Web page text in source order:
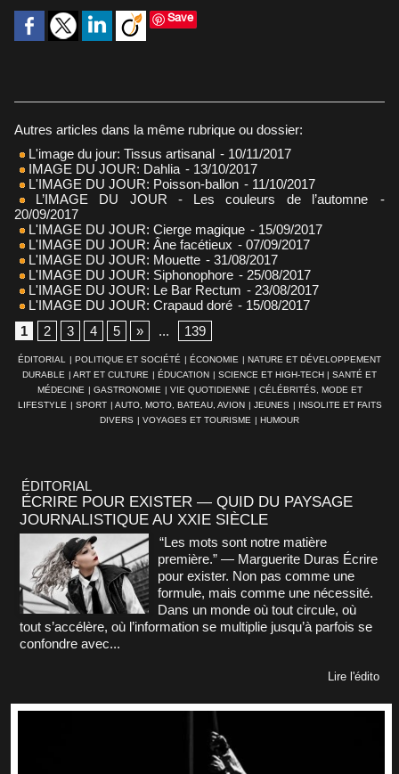
Save
Autres articles dans la même rubrique ou dossier:
L'image du jour: Tissus artisanal - 10/11/2017
IMAGE DU JOUR: Dahlia - 13/10/2017
L'IMAGE DU JOUR: Poisson-ballon - 11/10/2017
L’IMAGE DU JOUR - Les couleurs de l’automne
-
20/09/2017
L'IMAGE DU JOUR: Cierge magique - 15/09/2017
L'IMAGE DU JOUR: Âne facétieux - 07/09/2017
L'IMAGE DU JOUR: Mouette - 31/08/2017
L'IMAGE DU JOUR: Siphonophore - 25/08/2017
L'IMAGE DU JOUR: Le Bar Rectum - 23/08/2017
L'IMAGE DU JOUR: Crapaud doré - 15/08/2017
1
2 3 4 5 » ... 139
ÉDITORIAL POLITIQUE ET SOCIÉTÉ ÉCONOMIE
NATURE ET DÉVELOPPEMENT
DURABLE
ART ET CULTURE ÉDUCATION SCIENCE ET HIGH-TECH
SANTÉ ET
MÉDECINE
GASTRONOMIE VIE QUOTIDIENNE
CÉLÉBRITÉS, MODE ET
LIFESTYLE
SPORT AUTO, MOTO, BATEAU, AVION JEUNES
INSOLITE ET FAITS
DIVERS
VOYAGES ET TOURISME HUMOUR
ÉDITORIAL
ÉCRIRE POUR EXISTER — QUID DU PAYSAGE
JOURNALISTIQUE AU XXIE SIÈCLE
“Les mots sont notre matière
première.” — Marguerite Duras Écrire
pour exister. Non pas comme une
formule, mais comme une nécessité.
Dans un monde où tout circule, où
tout s’accélère, où l’information se multiplie jusqu’à parfois se
confondre avec...
Lire l'édito